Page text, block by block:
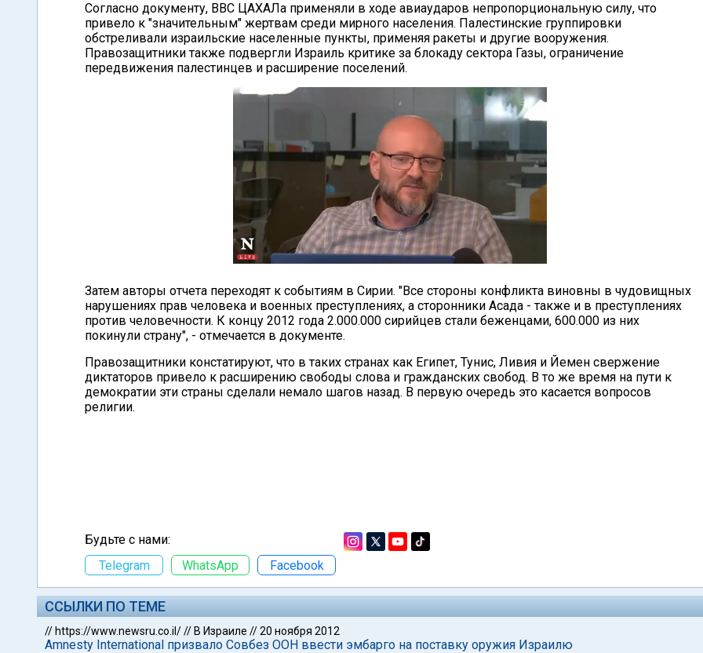
Согласно документу, ВВС ЦАХАЛа применяли в ходе авиаударов непропорциональную силу, что
привело к "значительным" жертвам среди мирного населения. Палестинские группировки
обстреливали израильские населенные пункты, применяя ракеты и другие вооружения.
Правозащитники также подвергли Израиль критике за блокаду сектора Газы, ограничение
передвижения палестинцев и расширение поселений.
Затем авторы отчета переходят к событиям в Сирии. "Все стороны конфликта виновны в чудовищных
нарушениях прав человека и военных преступлениях, а сторонники Асада - также и в преступлениях
против человечности. К концу 2012 года 2.000.000 сирийцев стали беженцами, 600.000 из них
покинули страну", - отмечается в документе.
Правозащитники констатируют, что в таких странах как Египет, Тунис, Ливия и Йемен свержение
диктаторов привело к расширению свободы слова и гражданских свобод. В то же время на пути к
демократии эти страны сделали немало шагов назад. В первую очередь это касается вопросов
религии.
Будьте с нами:
Telegram
WhatsApp Facebook
ССЫЛКИ ПО ТЕМЕ
// https://www.newsru.co.il/// В Израиле //20 ноября 2012
Amnesty International призвало Совбез ООН ввести эмбарго на поставку оружия Израилю